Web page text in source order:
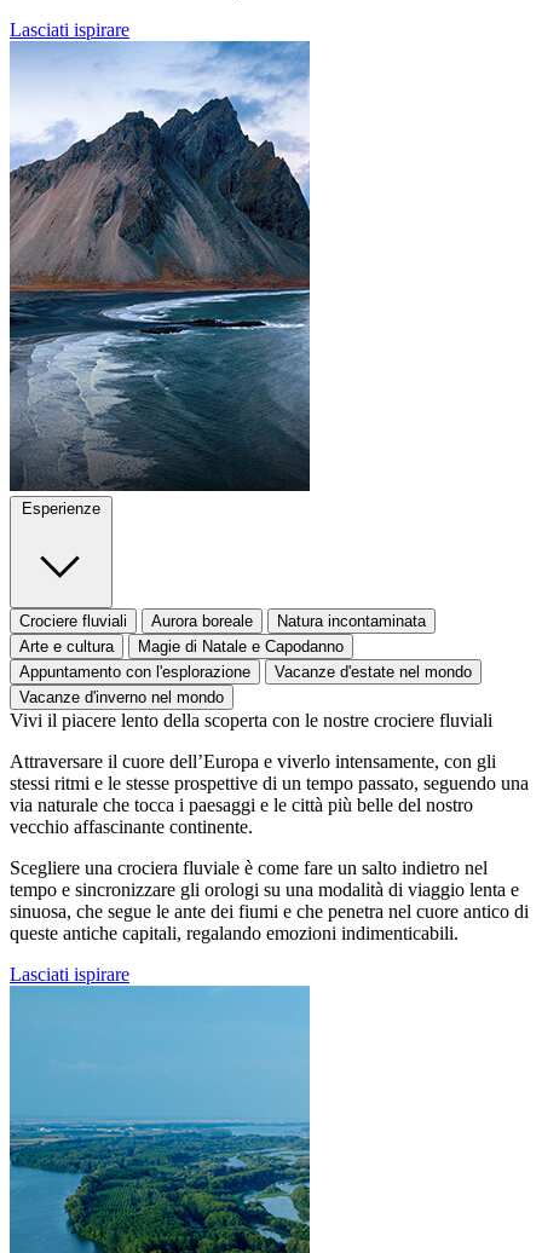
Lasciati ispirare
Esperienze
Crociere fluviali Aurora boreale
Natura incontaminata
Arte e cultura
Magie di Natale e Capodanno
Appuntamento con l'esplorazione
Vacanze d'estate nel mondo
Vacanze d'inverno nel mondo
Vivi il piacere lento della scoperta con le nostre crociere fluviali
Attraversare il cuore dell’Europa e viverlo intensamente, con gli
stessi ritmi e le stesse prospettive di un tempo passato, seguendo una
via naturale che tocca i paesaggi e le città più belle del nostro
vecchio affascinante continente.
Scegliere una crociera fluviale è come fare un salto indietro nel
tempo e sincronizzare gli orologi su una modalità di viaggio lenta e
sinuosa, che segue le ante dei fiumi e che penetra nel cuore antico di
queste antiche capitali, regalando emozioni indimenticabili.
Lasciati ispirare